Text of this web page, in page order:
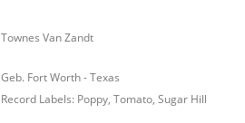
Townes Van Zandt
Geb. Fort Worth - Texas
Record Labels: Poppy, Tomato, Sugar Hill